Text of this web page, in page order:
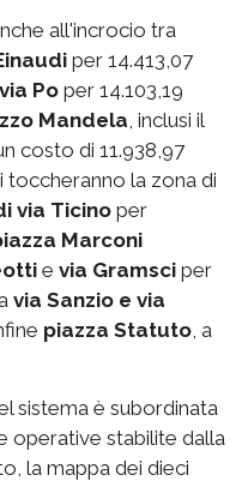
all'incrocio tra
per 14.413,07
Poper 14.103,19
Mandela , inclusi il
costo di 11.938,97
toccheranno la zona di
via Ticino per
Marconi
e via Gramsci per
via Sanzio e via
piazza Statuto , a
sistema è subordinata
operative stabilite dalla
la mappa dei dieci